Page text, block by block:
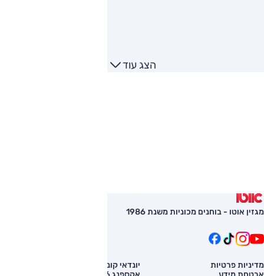
הצג עוד
מגזין אוטו - בוחנים מכוניות משנת 1986
מדיניות פרטיות
יונדאי קונה